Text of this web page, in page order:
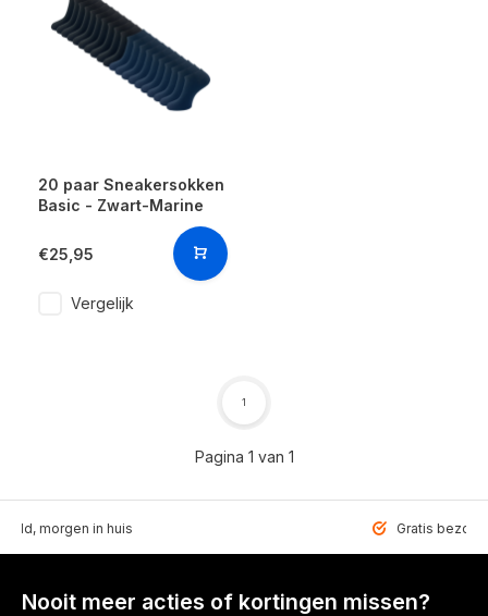
20 paar Sneakersokken
Basic - Zwart-Marine
€25,95
Vergelijk
Pagina 1 van 1
1
morgen in huis Gratis
Nooit meer acties of kortingen missen?